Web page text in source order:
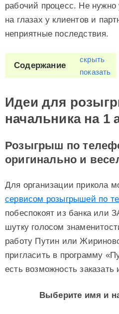
рабочий процесс. Не
на глазах у клиентов и
неприятные последствия.
Содержание
скрыть
показать
Идеи для
начальника на 1
Розыгрыш по
оригинально и
Для организации прикола
сервисом розыгрышей по
побеспокоят из банка или
шутку голосом
работу Путин или
пригласить в программу
есть возможность
Выберите имя и